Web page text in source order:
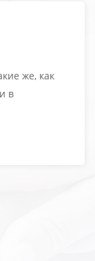
же, как
в